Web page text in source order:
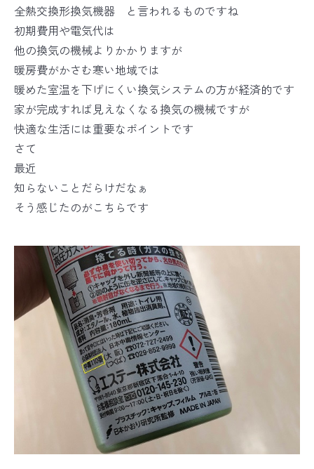
全熱交換形換気機器 と言われるものですね
初期費用や電気代は
他の換気の機械よりかかりますが
暖房費がかさむ寒い地域では
暖めた室温を下げにくい換気システムの方が経済的です
家が完成すれば見えなくなる換気の機械ですが
快適な生活には重要なポイントです
さて
最近
知らないことだらけだなぁ
そう感じたのがこちらです